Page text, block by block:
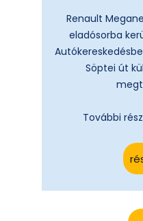
Renault
eladósorba
Söptei út
További